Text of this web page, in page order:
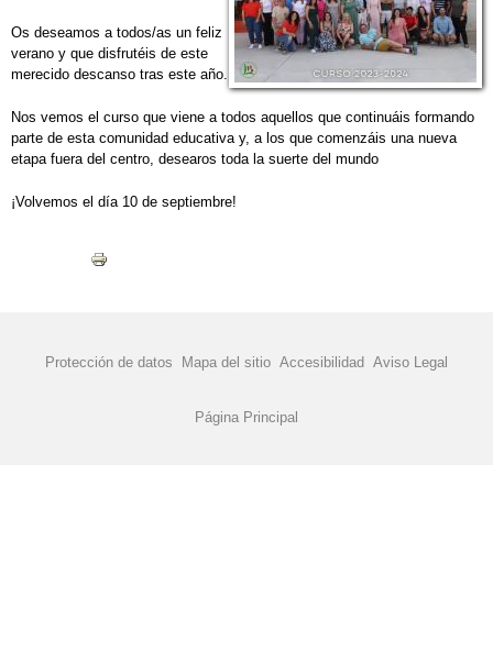
Os deseamos a todos/as un feliz
verano y que disfrutéis de este
merecido descanso tras este año.
Nos vemos el curso que viene a todos aquellos que continuáis formando
parte de esta comunidad educativa y, a los que comenzáis una nueva
etapa fuera del centro, desearos toda la suerte del mundo
¡Volvemos el día 10 de septiembre!
Protección de datos Mapa del sitio Accesibilidad Aviso Legal
Página Principal